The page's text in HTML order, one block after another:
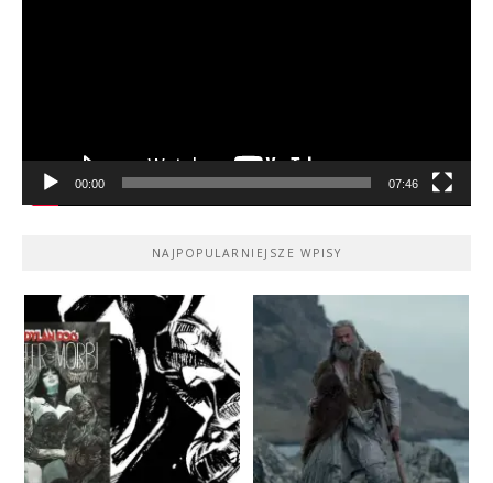
00:00 07:46
NAJPOPULARNIEJSZE WPISY